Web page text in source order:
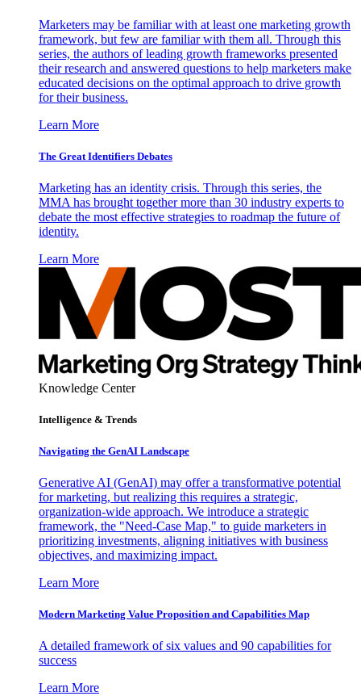
Marketers may be familiar with at least one marketing growth
framework, but few are familiar with them all. Through this
series, the authors of leading growth frameworks presented
their research and answered questions to help marketers make
educated decisions on the optimal approach to drive growth
for their business.
Learn More
The Great Identifiers Debates
Marketing has an identity crisis. Through this series, the
MMA has brought together more than 30 industry experts to
debate the most effective strategies to roadmap the future of
identity.
Learn More
Knowledge Center
Intelligence & Trends
Navigating the GenAI Landscape
Generative AI (GenAI) may offer a transformative potential
for marketing, but realizing this requires a strategic,
organization-wide approach. We introduce a strategic
framework, the "Need-Case Map," to guide marketers in
prioritizing investments, aligning initiatives with business
objectives, and maximizing impact.
Learn More
Modern Marketing Value Proposition and Capabilities Map
A detailed framework of six values and 90 capabilities for
success
Learn More